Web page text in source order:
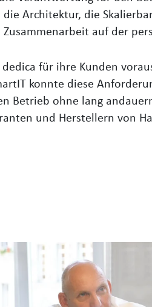
Architektur, die
auf der
dedica für ihre Kunden
konnte diese
Betrieb ohne lang
und Herstellern von